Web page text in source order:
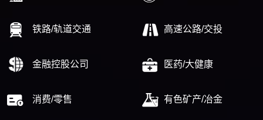
铁路/轨道交通 高速公路/交投
金融控股公司 医药/大健康
消费/零售 有色矿产/冶金